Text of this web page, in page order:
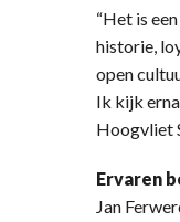
“Het is
historie,
open
Ik kijk
Hoogvliet
Ervaren
Jan